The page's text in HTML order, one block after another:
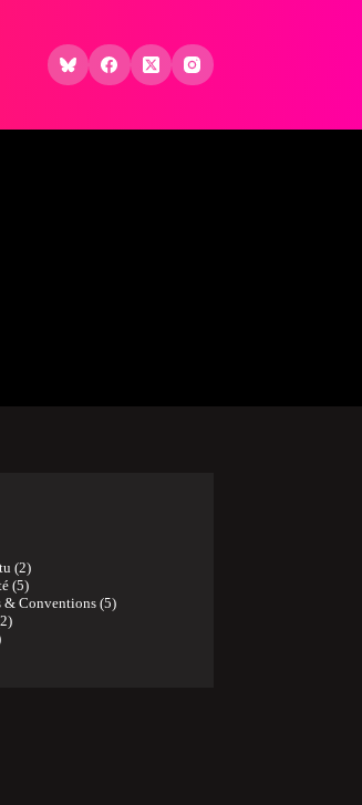
(2)
(5)
& Conventions(5)